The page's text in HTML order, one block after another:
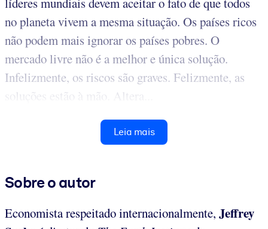
no planeta vivem a mesma situação. Os países ricos
não podem mais ignorar os países pobres. O
mercado livre não é a melhor e única solução.
Infelizmente, os riscos são graves. Felizmente, as
soluções estão à mão. Altera...
Leia mais
Sobre o autor
Economista respeitado internacionalmente, Jeffrey